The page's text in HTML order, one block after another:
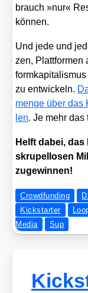
brauch »nur«
kön­nen.
Und jede und
zen, Platt­for­men
zu ent­wi­ckeln.
men­ge über das
len. Je mehr das
Helft dabei,
skru­pel­lo­sen
zu­ge­win­nen!
Crowdfunding
Kickstarter
Media
Sup